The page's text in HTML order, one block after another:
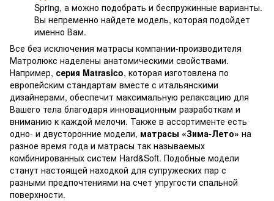
Spring, а можно подобрать и беспружинные варианты.
Вы непременно найдете модель, которая подойдет
именно Вам.
Все без исключения матрасы компании-производителя
Матролюкс наделены анатомическими свойствами.
Например, серия Matrasico, которая изготовлена по
европейским стандартам вместе с итальянскими
дизайнерами, обеспечит максимальную релаксацию для
Вашего тела благодаря инновационным разработкам и
вниманию к каждой мелочи. Также в ассортименте есть
одно- и двусторонние модели, матрасы «Зима-Лето» на
разное время года и матрасы так называемых
комбинированных систем Hard&Soft. Подобные модели
станут настоящей находкой для супружеских пар с
разными предпочтениями на счет упругости спальной
поверхности.